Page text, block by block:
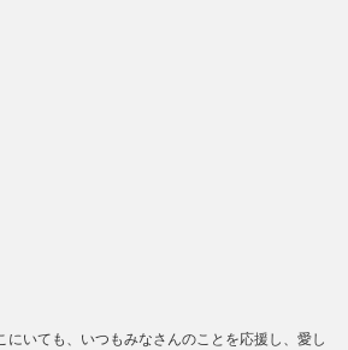
にいても、いつもみなさんのことを応援し、愛し